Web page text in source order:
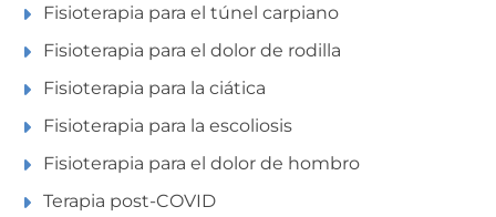
Fisioterapia para el túnel carpiano
Fisioterapia para el dolor de rodilla
Fisioterapia para la ciática
Fisioterapia para la escoliosis
Fisioterapia para el dolor de hombro
Terapia post-COVID